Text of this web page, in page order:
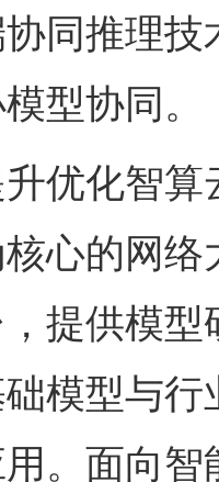
同推理
型协同。
化智算
心的网
提供模
模型与
。面向